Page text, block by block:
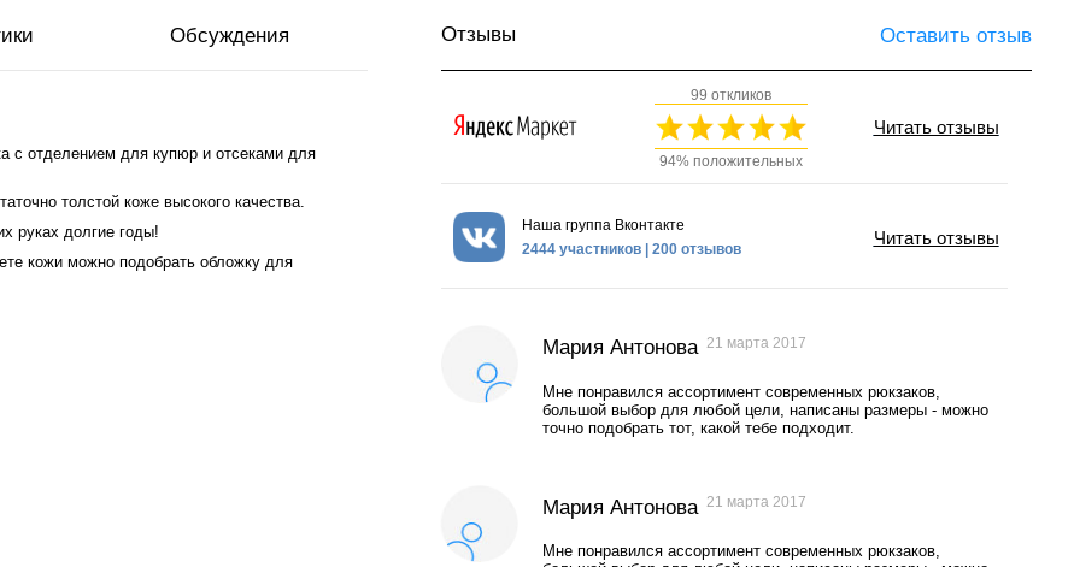
Обсуждения
с отделением для купюр и отсеками для
толстой коже высокого качества.
руках долгие годы!
кожи можно подобрать обложку для
Отзывы Оставить отзыв
99 откликов
94% положительных
Читать отзывы
Наша группа Вконтакте
2444 участников | 200 отзывов
Читать отзывы
Мария Антонова 21 марта 2017
Мне понравился ассортимент современных рюкзаков,
большой выбор для любой цели, написаны размеры - можно
точно подобрать тот, какой тебе подходит.
Мария Антонова 21 марта 2017
Мне понравился ассортимент современных рюкзаков,